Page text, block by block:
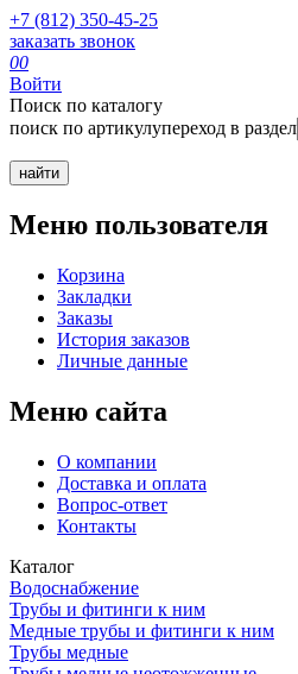
+7 (812) 350-45-25
заказать звонок
00
Войти
Поиск по каталогу
поиск по артикулупереход в раздел
Меню пользователя
Корзина
Закладки
Заказы
История заказов
Личные данные
Меню сайта
О компании
Доставка и оплата
Вопрос-ответ
Контакты
Каталог
Водоснабжение
Трубы и фитинги к ним
Медные трубы и фитинги к ним
Трубы медные